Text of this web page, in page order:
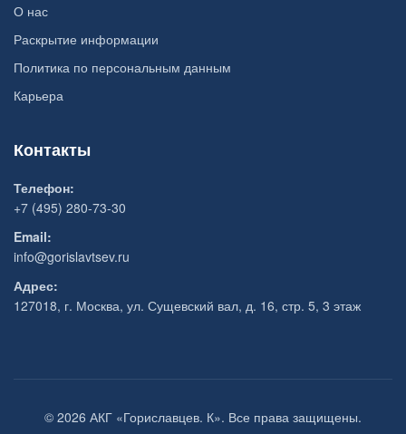
О нас
Раскрытие информации
Политика по персональным данным
Карьера
Контакты
Телефон:
+7 (495) 280-73-30
Email:
info@gorislavtsev.ru
Адрес:
127018, г. Москва, ул. Сущевский вал, д. 16, стр. 5, 3 этаж
© 2026 АКГ «Гориславцев. К». Все права защищены.